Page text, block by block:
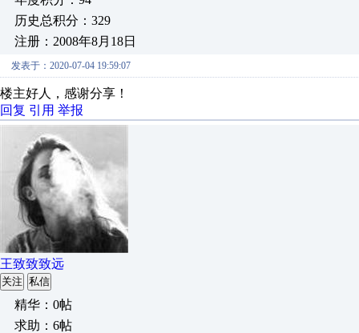
历史总积分：329
注册：2008年8月18日
发表于：2020-07-04 19:59:07
楼主好人，感谢分享！
回复 引用 举报
王致致致远
关注 私信
精华：0帖
求助：6帖